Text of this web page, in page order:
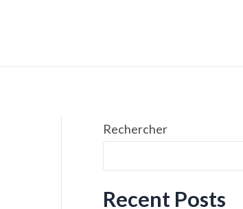
Rechercher
Recent Posts